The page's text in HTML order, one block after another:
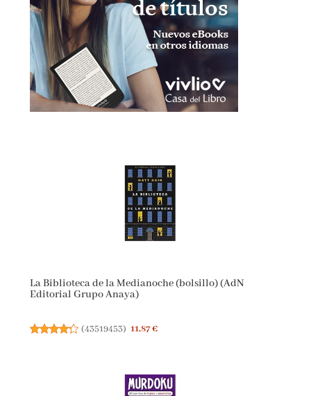
La Biblioteca de la Medianoche (bolsillo) (AdN
Editorial Grupo Anaya)
(43519453) 11,87 €